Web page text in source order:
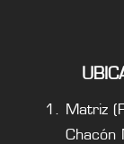
Matriz
Chacón